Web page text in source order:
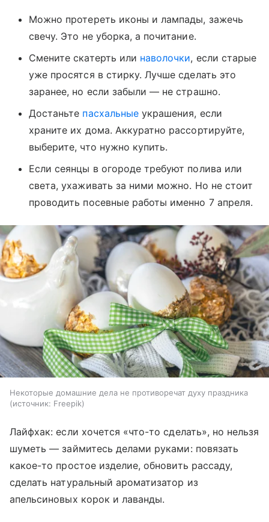
Можно протереть иконы и лампады, зажечь
свечу. Это не уборка, а почитание.
Смените скатерть или наволочки, если старые
уже просятся в стирку. Лучше сделать это
заранее, но если забыли — не страшно.
Достаньте пасхальныеукрашения, если
храните их дома. Аккуратно рассортируйте,
выберите, что нужно купить.
Если сеянцы в огороде требуют полива или
света, ухаживать за ними можно. Но не стоит
проводить посевные работы именно 7 апреля.
Некоторые домашние дела не противоречат духу праздника
источник: Freepik
Лайфхак: если хочется «что-то сделать», но нельзя
шуметь — займитесь делами руками: повязать
какое-то простое изделие, обновить рассаду,
сделать натуральный ароматизатор из
апельсиновых корок и лаванды.